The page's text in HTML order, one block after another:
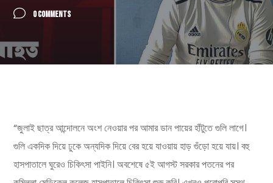
0 COMMENTS
“জুলাই ছাত্র আন্দোলনে অংশ নেওয়ার পর আমার ডান পায়ের হাঁটুতে গুলি লাগে।
গুলি একদিক দিয়ে ঢুকে অন্যদিক দিয়ে বের হয়েযাওয়ায় হাড় গুঁড়ো হয়ে যায়। বহু
হাসপাতালে ঘুরেও চিকিৎসা পাইনি। অবশেষে ৫ই আগস্ট সরকার পতনের পর